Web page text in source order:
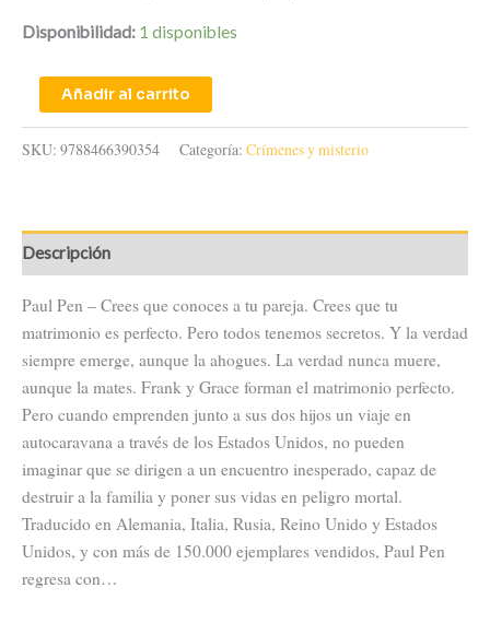
Disponibilidad: 1 disponibles
Añadir al carrito
SKU: 9788466390354 Categoría: Crímenes y misterio
Descripción
Paul Pen – Crees que conoces a tu pareja. Crees que tu
matrimonio es perfecto. Pero todos tenemos secretos. Y la verdad
siempre emerge, aunque la ahogues. La verdad nunca muere,
aunque la mates. Frank y Grace forman el matrimonio perfecto.
Pero cuando emprenden junto a sus dos hijos un viaje en
autocaravana a través de los Estados Unidos, no pueden
imaginar que se dirigen a un encuentro inesperado, capaz de
destruir a la familia y poner sus vidas en peligro mortal.
Traducido en Alemania, Italia, Rusia, Reino Unido y Estados
Unidos, y con más de 150.000 ejemplares vendidos, Paul Pen
regresa con…